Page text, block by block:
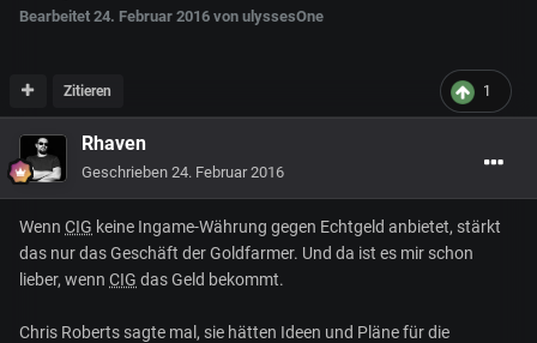
Bearbeitet 24. Februar 2016 von ulyssesOne
1
Zitieren
Rhaven
Geschrieben 24. Februar 2016
Wenn CIG keine Ingame-Währung gegen Echtgeld anbietet, stärkt
das nur das Geschäft der Goldfarmer. Und da ist es mir schon
lieber, wenn CIG das Geld bekommt.
Chris Roberts sagte mal, sie hätten Ideen und Pläne für die